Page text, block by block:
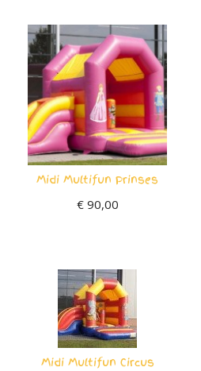
Midi Multifun Prinses
€90,00
Midi Multifun Circus